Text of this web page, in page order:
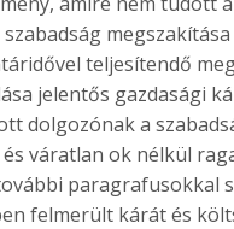
teljesítendő
jelentős gazdasági
dolgozónak a
váratlan ok nélkül
paragrafusokkal
felmerült kárát és